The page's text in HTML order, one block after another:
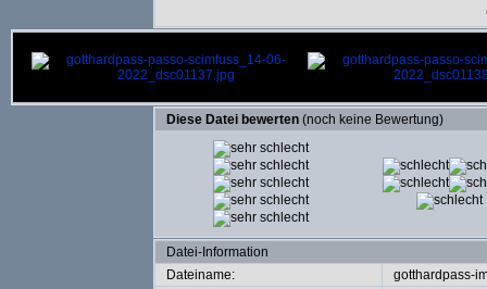
Diese Datei bewerten(noch keine Bewertung)
Datei-Information
Dateiname:
gotthardpass-